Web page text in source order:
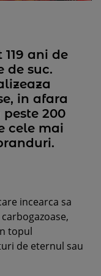
ani de
de suc.
in afara
200
cele mai
incearca sa
topul
de eternul sau